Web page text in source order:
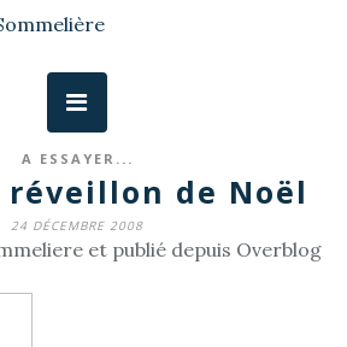
A ESSAYER...
réveillon de Noël
24 DÉCEMBRE 2008
et publié depuis Overblog